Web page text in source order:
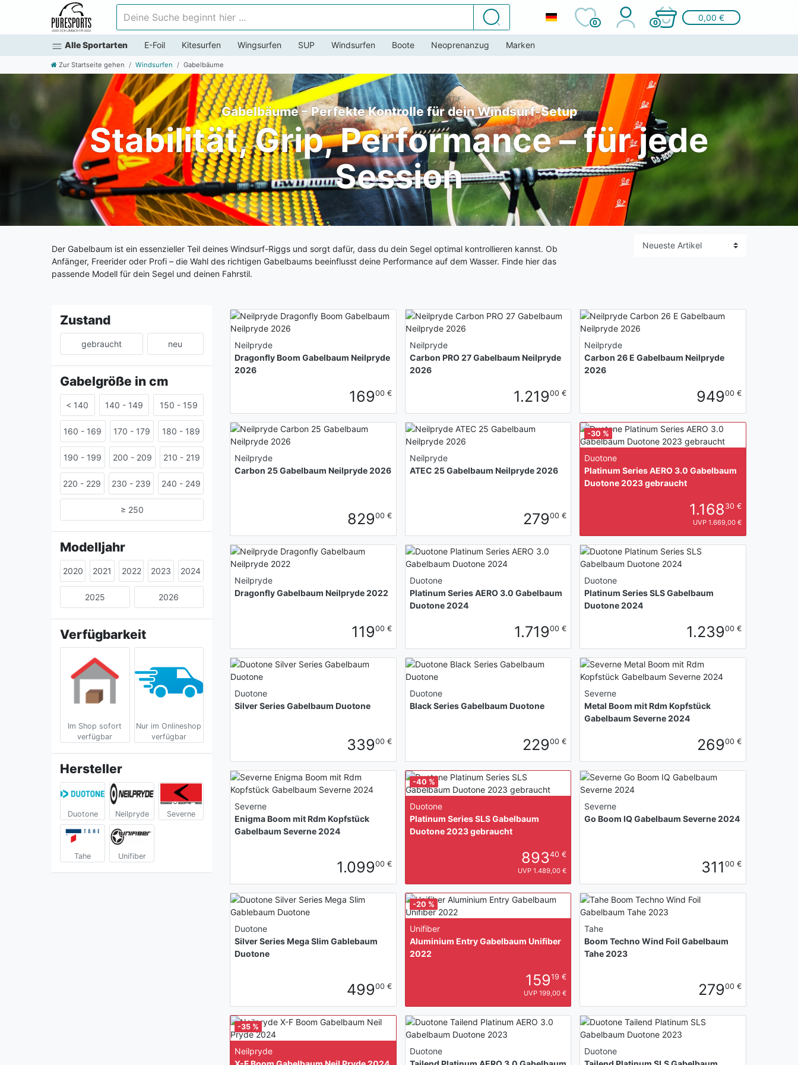
Suchen
0 0
0,00 €
Alle Sportarten E-Foil Kitesurfen Wingsurfen SUP Windsurfen Boote Neoprenanzug Marken
Zur Startseite gehen Windsurfen Gabelbäume
Gabelbäume – Perfekte Kontrolle für dein Windsurf-Setup
Stabilität, Grip, Performance – für jede
Session
Der Gabelbaum ist ein essenzieller Teil deines Windsurf-Riggs und sorgt dafür, dass du dein Segel optimal kontrollieren kannst. Ob
Anfänger, Freerider oder Profi – die Wahl des richtigen Gabelbaums beeinflusst deine Performance auf dem Wasser. Finde hier das
passende Modell für dein Segel und deinen Fahrstil.
Zustand
gebraucht neu
Gabelgröße in cm
< 140 140 - 149 150 - 159
160 - 169 170 - 179 180 - 189
190 - 199 200 - 209 210 - 219
220 - 229 230 - 239 240 - 249
≥ 250
Modelljahr
2020 2021 2022 2023 2024
2025 2026
Verfügbarkeit
Im Shop sofort
verfügbar
Nur im Onlineshop
verfügbar
Hersteller
Duotone Neilpryde Severne
Tahe Unifiber
Neilpryde
Dragonfly Boom Gabelbaum Neilpryde
2026
16900 €
Neilpryde
Carbon PRO 27 Gabelbaum Neilpryde
2026
1.21900 €
Neilpryde
Carbon 26 E Gabelbaum Neilpryde
2026
94900 €
Neilpryde
Carbon 25 Gabelbaum Neilpryde 2026
82900 €
Neilpryde
ATEC 25 Gabelbaum Neilpryde 2026
27900 €
Duotone
Platinum Series AERO 3.0 Gabelbaum
Duotone 2023 gebraucht
1.168 30 €
UVP 1.669,00 €
-30 %
Neilpryde
Dragonfly Gabelbaum Neilpryde 2022
11900 €
Duotone
Platinum Series AERO 3.0 Gabelbaum
Duotone 2024
1.71900 €
Duotone
Platinum Series SLS Gabelbaum
Duotone 2024
1.23900 €
Duotone
Silver Series Gabelbaum Duotone
33900 €
Duotone
Black Series Gabelbaum Duotone
22900 €
Severne
Metal Boom mit Rdm Kopfstück
Gabelbaum Severne 2024
26900 €
Severne
Enigma Boom mit Rdm Kopfstück
Gabelbaum Severne 2024
1.09900 €
Duotone
Platinum Series SLS Gabelbaum
Duotone 2023 gebraucht
89340 €
UVP 1.489,00 €
-40 %
Severne
Go Boom IQ Gabelbaum Severne 2024
311 00 €
Duotone
Silver Series Mega Slim Gablebaum
Duotone
49900 €
Unifiber
Aluminium Entry Gabelbaum Unifiber
2022
15919 €
UVP 199,00 €
-20 %
Tahe
Boom Techno Wind Foil Gabelbaum
Tahe 2023
27900 €
Neilpryde
-35 %
Duotone
Duotone